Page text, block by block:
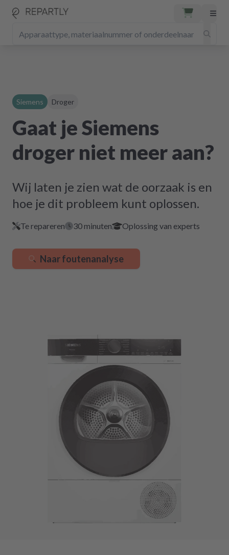
Siemens Droger
Gaat je Siemens
droger niet meer aan?
Wij laten je zien wat de oorzaak is en
hoe je dit probleem kunt oplossen.
Te repareren 30 minuten Oplossing van experts
Naar foutenanalyse